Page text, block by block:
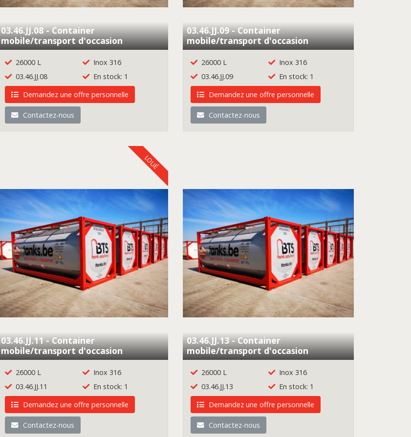
03.46.JJ.08 - Container
mobile/transport d'occasion
26000 L
Inox 316
03.46.JJ.08
En stock: 1
Demandez une offre personnelle
Contactez-nous
03.46.JJ.09 - Container
mobile/transport d'occasion
26000 L
Inox 316
03.46.JJ.09
En stock: 1
Demandez une offre personnelle
Contactez-nous
03.46.JJ.11 - Container
mobile/transport d'occasion
LOUÉ
26000 L
Inox 316
03.46.JJ.11
En stock: 1
Demandez une offre personnelle
Contactez-nous
03.46.JJ.13 - Container
mobile/transport d'occasion
26000 L
Inox 316
03.46.JJ.13
En stock: 1
Demandez une offre personnelle
Contactez-nous